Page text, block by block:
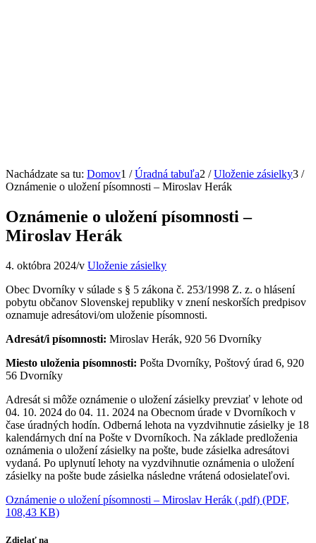
Nachádzate sa tu: Domov1 / Úradná tabuľa2 / Uloženie zásielky3 /
Oznámenie o uložení písomnosti – Miroslav Herák
Oznámenie o uložení písomnosti –
Miroslav Herák
4. októbra 2024/v Uloženie zásielky
Obec Dvorníky v súlade s § 5 zákona č. 253/1998 Z. z. o hlásení
pobytu občanov Slovenskej republiky v znení neskorších predpisov
oznamuje adresátovi/om uloženie písomnosti.
Adresát/i písomnosti: Miroslav Herák, 920 56 Dvorníky
Miesto uloženia písomnosti: Pošta Dvorníky, Poštový úrad 6, 920
56 Dvorníky
Adresát si môže oznámenie o uložení zásielky prevziať v lehote od
04. 10. 2024 do 04. 11. 2024 na Obecnom úrade v Dvorníkoch v
čase úradných hodín. Odberná lehota na vyzdvihnutie zásielky je 18
kalendárnych dní na Pošte v Dvorníkoch. Na základe predloženia
oznámenia o uložení zásielky na pošte, bude zásielka adresátovi
vydaná. Po uplynutí lehoty na vyzdvihnutie oznámenia o uložení
zásielky na pošte bude zásielka následne vrátená odosielateľovi.
Oznámenie o uložení písomnosti – Miroslav Herák (.pdf) (PDF,
108,43 KB)
Zdielať na